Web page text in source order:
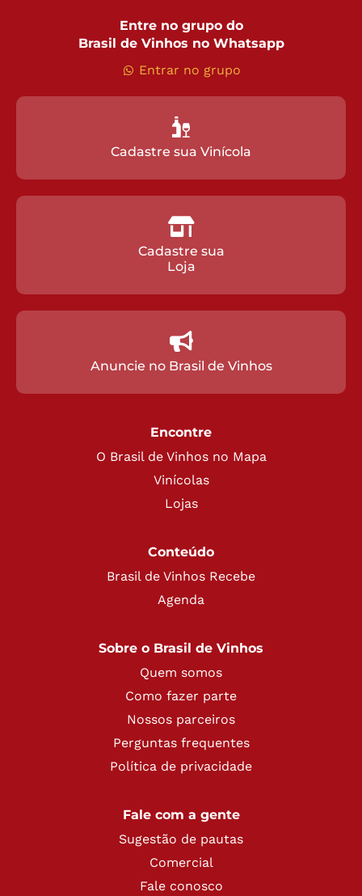
Entre no grupo do
Brasil de Vinhos no Whatsapp
Entrar no grupo
Cadastre sua Vinícola
Cadastre sua
Loja
Anuncie no Brasil de Vinhos
Encontre
O Brasil de Vinhos no Mapa
Vinícolas
Lojas
Conteúdo
Brasil de Vinhos Recebe
Agenda
Sobre o Brasil de Vinhos
Quem somos
Como fazer parte
Nossos parceiros
Perguntas frequentes
Política de privacidade
Fale com a gente
Sugestão de pautas
Comercial
Fale conosco